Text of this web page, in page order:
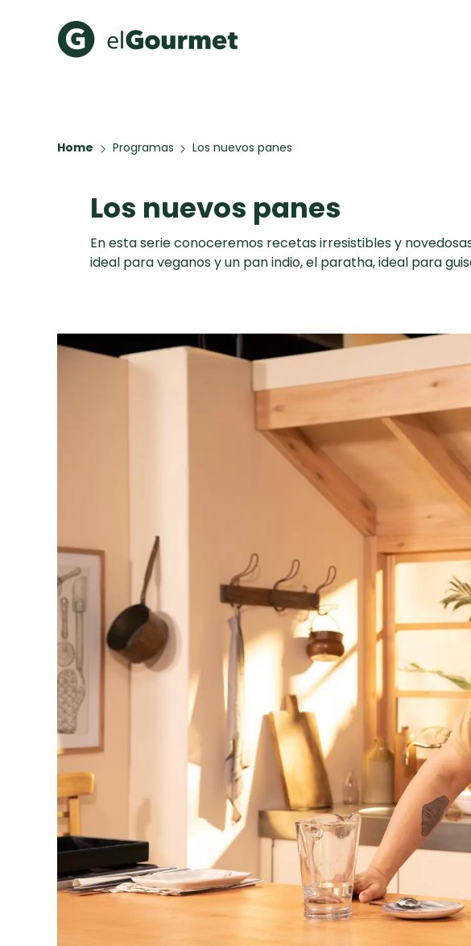
Aguachile de Camarón de
mi Papá
Galletas con Chispas de
Chocolate
Red Velvet Cake
Key Lime Pie
Home Programas Los nuevos panes
Los nuevos panes
En esta serie conoceremos recetas irresistibles y
ideal para veganos y un pan indio, el paratha, ideal para